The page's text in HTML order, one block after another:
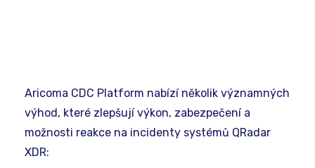
Aricoma CDC Platform nabízí několik významných
výhod, které zlepšují výkon, zabezpečení a
možnosti reakce na incidenty systémů QRadar
XDR: